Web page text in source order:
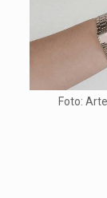
Foto: